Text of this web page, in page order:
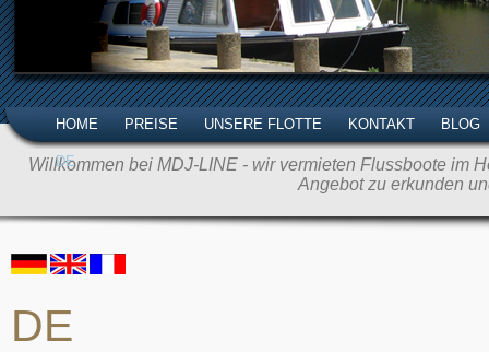
HOME PREISE UNSERE FLOTTE KONTAKT BLOG
DE
Willkommen bei MDJ-LINE - wir vermieten Flussboote im
Angebot zu erkunden
DE